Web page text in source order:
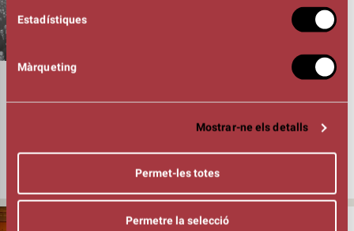
Estadístiques
Màrqueting
Mostrar-ne els detalls
Permet-les totes
Permetre la selecció
EL TEATRE KURSAAL DE MANRESA
SUPERA ELS 58.000 ESPECTADORS
AQUEST PRIMER SEMESTRE DEL 2026 EN
UNA TEMPORADA RÈCORD PEL QUE FA A
Kursaal de Manresa ha tancat el primer semestre del 2026. Unes
sobretot, pel nombre d’espectacles i de funcions, que han [...]
11/06/26